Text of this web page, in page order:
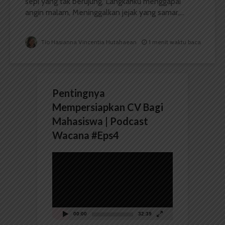
angin malam, Meninggalkan jejak yang samar,...
Tio Hasianna Vincentia Hutahaean 1 menit waktu baca
Pentingnya
Mempersiapkan CV Bagi
Mahasiswa | Podcast
Wacana #Eps4
00:00 32:39